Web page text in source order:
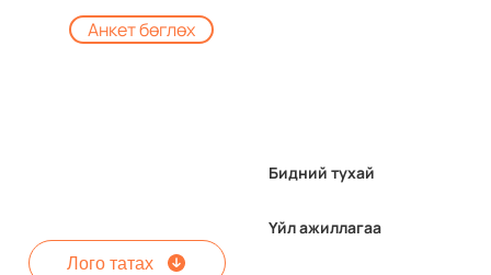
Анкет бөглөх
Лого татах
Бидний тухай
Үйл ажиллагаа